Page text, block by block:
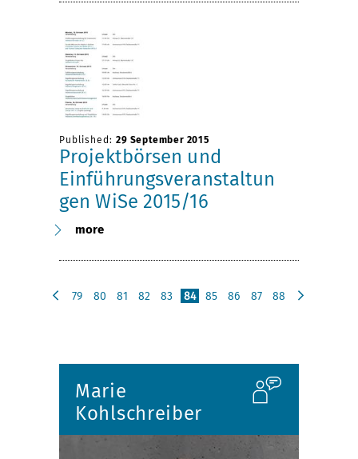
Published: 29 September 2015
Projektbörsen und
Einführungsveranstaltun
gen WiSe 2015/16
more
79 80 81 82 83 84 85 86 87
88
Marie
Kohlschreiber